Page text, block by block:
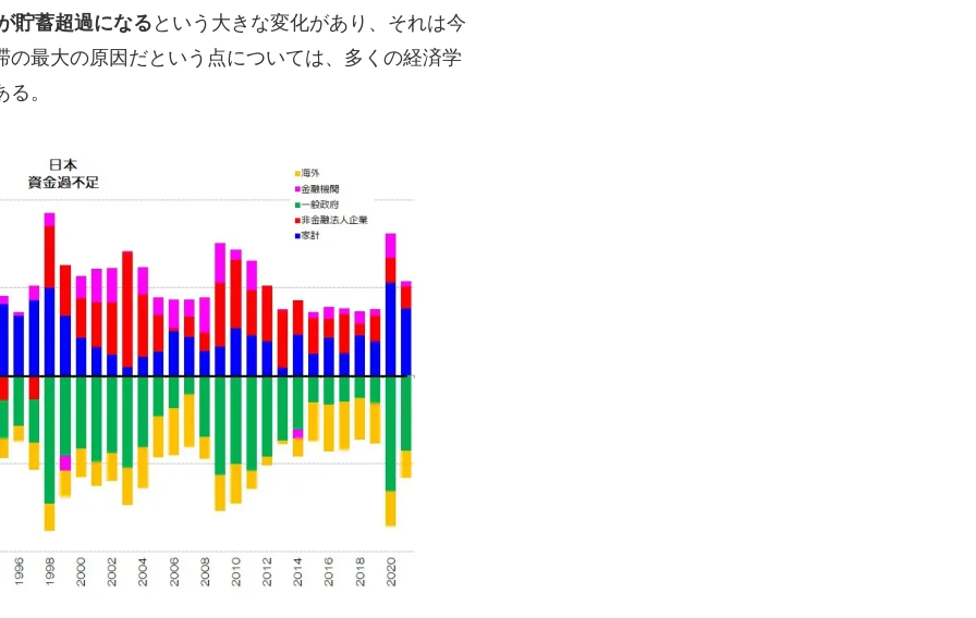
貯蓄超過になるという大きな変化があり、それは今
最大の原因だという点については、多くの経済学
。